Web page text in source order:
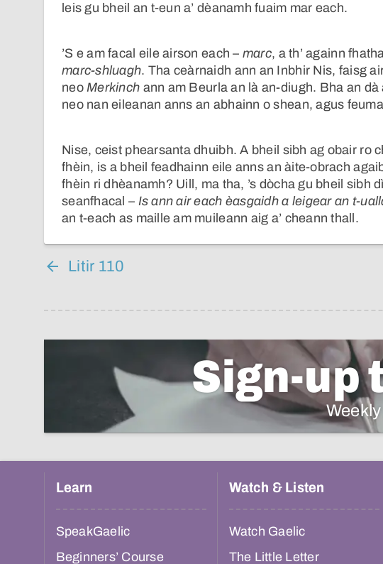
leis gu bheil an t-eun a’ dèanamh fuaim mar each.
’S e am facal eile airson each – marc, a th’ againn
marc-shluagh. Tha ceàrnaidh ann an Inbhir Nis, faisg
neoMerkinch ann am Beurla an là an-diugh. Bha an
neo nan eileanan anns an abhainn o shean, agus
Nise, ceist phearsanta dhuibh. A bheil sibh ag obair ro
fhèin, is a bheil feadhainn eile anns an àite-obrach
fhèin ri dhèanamh? Uill, ma tha, ’s dòcha gu bheil sibh
seanfhacal – Is ann air each èasgaidh a leigear an t-
an t-each as maille am muileann aig a’ cheann thall.
Litir 110
Sign-up
Learn
SpeakGaelic
Beginners’ Course
Watch & Listen
Watch Gaelic
The Little Letter